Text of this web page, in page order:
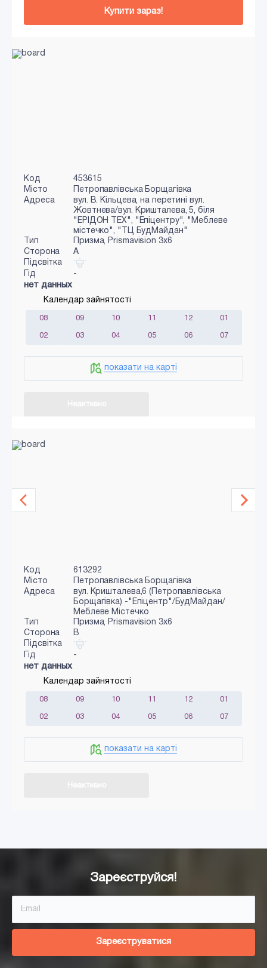
Купити зараз!
Код
453615
Місто
Петропавлівська Борщагівка
Адреса
вул. В. Кільцева, на перетині вул.
Жовтнева/вул. Кришталева, 5, біля
"ЕРІДОН ТЕХ", "Епіцентру", "Меблеве
містечко", "ТЦ БудМайдан"
Тип
Призма, Prismavision 3х6
Сторона
A
Підсвітка
Гід
-
нет данных
Календар зайнятості
08 09 10 11 12 01
02 03 04 05 06 07
показати на карті
Код
613292
Місто
Петропавлівська Борщагівка
Адреса
вул. Кришталева,6 (Петропавлівська
Борщагівка) -"Епіцентр"/БудМайдан/
Меблеве Містечко
Тип
Призма, Prismavision 3х6
Сторона
B
Підсвітка
Гід
-
нет данных
Календар зайнятості
08 09 10 11 12 01
02 03 04 05 06 07
показати на карті
Зареєструйся!
Зареєструватися